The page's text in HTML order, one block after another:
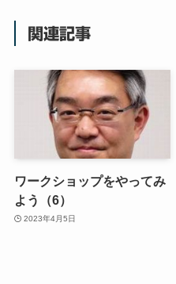
関連記事
ワークショップをやってみ
よう（6）
2023年4月5日